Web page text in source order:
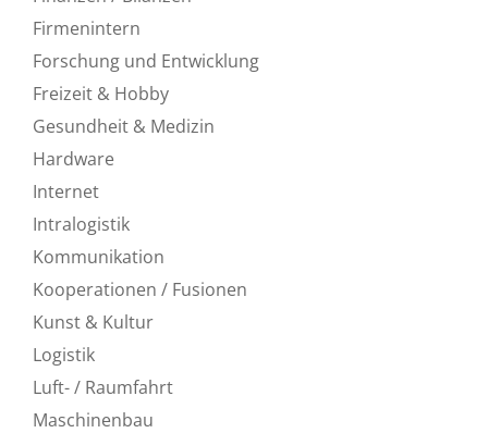
Firmenintern
Forschung und Entwicklung
Freizeit & Hobby
Gesundheit & Medizin
Hardware
Internet
Intralogistik
Kommunikation
Kooperationen / Fusionen
Kunst & Kultur
Logistik
Luft- / Raumfahrt
Maschinenbau